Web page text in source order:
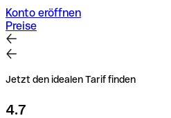
Konto eröffnen
Preise
Jetzt den idealen Tarif finden
4.7